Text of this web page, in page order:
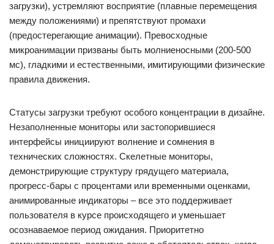
загрузки), устремляют восприятие (плавные перемещения
между положениями) и препятствуют промахи
(предостерегающие анимации). Превосходные
микроанимации призваны быть молниеносными (200-500
мс), гладкими и естественными, имитирующими физические
правила движения.
Статусы загрузки требуют особого концентрации в дизайне.
Незаполненные мониторы или застопорившиеся
интерфейсы инициируют волнение и сомнения в
технических сложностях. Скелетные мониторы,
демонстрирующие структуру грядущего материала,
прогресс-бары с процентами или временными оценками,
анимированные индикаторы – все это поддерживает
пользователя в курсе происходящего и уменьшает
осознаваемое период ожидания. Приоритетно